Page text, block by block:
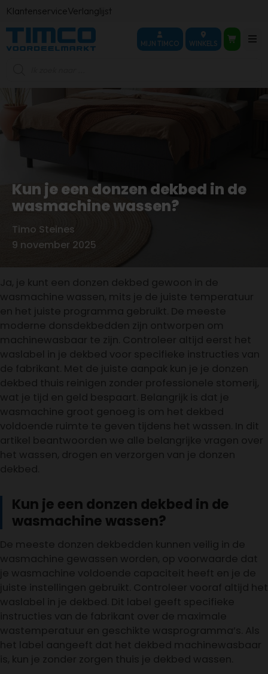
KlantenserviceVerlanglijst
MIJN TIMCO WINKELS
Kun je een donzen dekbed in de
wasmachine wassen?
Door
Timo Steines
9 november 2025
Ja, je kunt een donzen dekbed gewoon in de
wasmachine wassen, mits je de juiste temperatuur
en het juiste programma gebruikt. De meeste
moderne donsdekbedden zijn ontworpen om
machinewasbaar te zijn. Controleer altijd eerst het
waslabel in je dekbed voor specifieke instructies van
de fabrikant. Met de juiste aanpak kun je je donzen
dekbed thuis reinigen zonder professionele stomerij,
wat je tijd en geld bespaart. Belangrijk is dat je
wasmachine groot genoeg is om het dekbed
voldoende ruimte te geven tijdens het wassen. In dit
artikel beantwoorden we alle belangrijke vragen over
het wassen, drogen en verzorgen van je donzen
dekbed.
Kun je een donzen dekbed in de
wasmachine wassen?
De meeste donzen dekbedden kunnen veilig in de
wasmachine gewassen worden, op voorwaarde dat
je wasmachine voldoende capaciteit heeft en je de
juiste instellingen gebruikt. Controleer vooraf altijd het
waslabel in je dekbed. Dit label geeft specifieke
instructies van de fabrikant over de maximale
wastemperatuur en geschikte wasprogramma’s. Als
het label aangeeft dat het dekbed machinewasbaar
is, kun je zonder zorgen thuis je dekbed wassen.